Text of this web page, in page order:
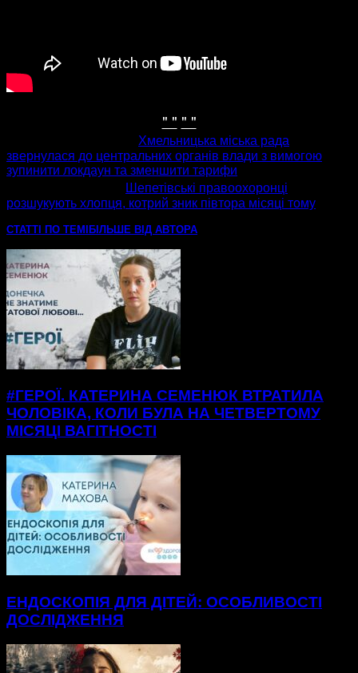
" " " "
Хмельницька міська рада
звернулася до центральних органів влади з вимогою
зупинити локдаун та зменшити тарифи
Шепетівські правоохоронці
розшукують хлопця, котрий зник півтора місяці тому
СТАТТІ ПО ТЕМІ БІЛЬШЕ ВІД АВТОРА
#ГЕРОЇ. КАТЕРИНА СЕМЕНЮК ВТРАТИЛА
ЧОЛОВІКА, КОЛИ БУЛА НА ЧЕТВЕРТОМУ
МІСЯЦІ ВАГІТНОСТІ
ЕНДОСКОПІЯ ДЛЯ ДІТЕЙ: ОСОБЛИВОСТІ
ДОСЛІДЖЕННЯ